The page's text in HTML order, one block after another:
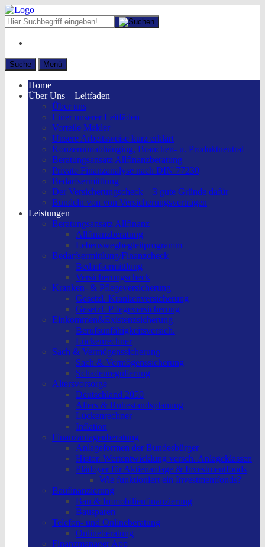
Suche Menü
Home
Über Uns – Leitfaden –
Über uns
Einer unserer Leitfäden
Vorteile Makler
Unsere Arbeitsweise kurz erklärt
Konzernunabhänging, Branchen- u. Produktneutral
Beratungsansatz Allfinanzberatung
Private Finanzanalyse nach DIN 77230
Bedarfsermittlung
Der Versicherungscheck – 3 gute Gründe dafür
Bündeln von von Versicherungsverträgen
Leistungen
Beratungsansatz Allfinanz
Allfinanzberatung
Lebenswegbegleitprogramm
Bedarfsermittlung/Finanzcheck
Bedarfsermittlung
Versicherungscheck
Kranken- & Pflegeversicherung
Gesetzl. Krankenversicherung
Gesetzl. Pflegeversicherung
Einkommen&Existenzsicherung
Berufsunfähigkeitsversich.
Lückenrechner
Sach & Vermögenssicherung
Sach & Vermögenssicherung
Schadenregulierung
Altersvorsorge
Deutschland 2050
Alters & Ruhestandsplanung
Lückenrechner
Inflation
Finanzanlagenberatung
Anlageformen der Bundesbürger
Histor. Wertentwicklung versch. Anlageklassen
Plädoyer für Aktienanlage & Investmentfonds
Wie funktioniert ein Investmentfonds?
Baufinanzierung
Bau & Immobilienfinanzierung
Bausparen
Telefon- und Onlineberatung
Onlineberatung
Finanzmanager App